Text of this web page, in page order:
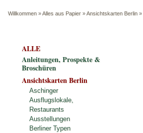
Willkommen »Alles aus Papier »Ansichtskarten Berlin »
ALLE
Anleitungen, Prospekte &
Broschüren
Ansichtskarten Berlin
Aschinger
Ausflugslokale,
Restaurants
Ausstellungen
Berliner Typen